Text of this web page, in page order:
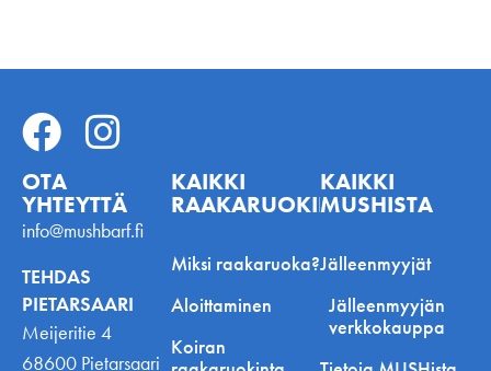
OTA
YHTEYTTÄ
info@mushbarf.fi
TEHDAS
PIETARSAARI
Meijeritie 4
68600 Pietarsaari
KAIKKI
RAAKARUOKINNASTA
Miksi raakaruoka?
Aloittaminen
Koiran
KAIKKI
MUSHISTA
Jälleenmyyjät
Jälleenmyyjän
verkkokauppa